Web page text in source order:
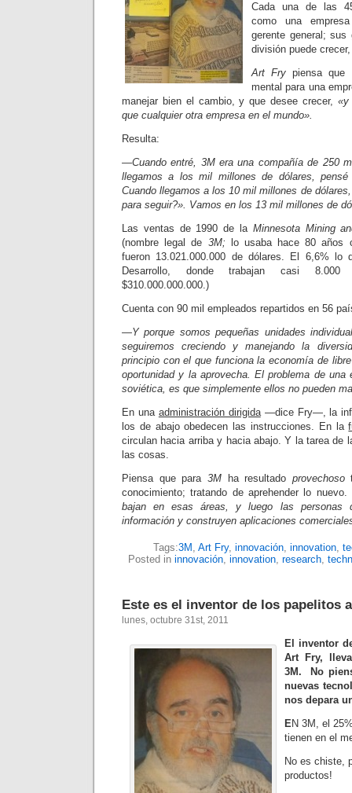
Cada una de las
como una
gerente general; sus
división puede
Art Fry piensa que
mental para una
manejar bien el cambio, y que desee crecer, «y
que cualquier otra empresa en el mundo».
Resulta:
—Cuando entré, 3M era una compañía de 250
llegamos a los mil millones de dólares,
Cuando llegamos a los 10 mil millones de
para seguir?». Vamos en los 13 mil millones de
Las ventas de 1990 de la Minnesota Mining
(nombre legal de 3M; lo usaba hace 80 años
fueron 13.021.000.000 de dólares. El 6,6% lo
Desarrollo, donde trabajan casi
$310.000.000.000.)
Cuenta con 90 mil empleados repartidos en 56
—Y porque somos pequeñas unidades
seguiremos creciendo y manejando la
principio con el que funciona la economía de
oportunidad y la aprovecha. El problema de una
soviética, es que simplemente ellos no pueden
En una administración dirigida—dice Fry—, la
los de abajo obede­cen las instrucciones. En la
circulan hacia arriba y hacia abajo. Y la tarea de
las cosas.
Piensa que para 3Mha resultado provechoso
conocimiento; tratando de aprehender lo nuevo.
bajan en esas áreas, y luego las personas
información y construyen aplicaciones
Tags:3M , Art Fry, innovación, innovation,
Posted in innovación, innovation, research,
Este es el inventor de los papelitos
lunes, octubre 31st, 2011
El inventor
Art Fry,
3M. No
nuevas
nos depara
EN 3M, el
tienen en el
No es chiste,
productos!